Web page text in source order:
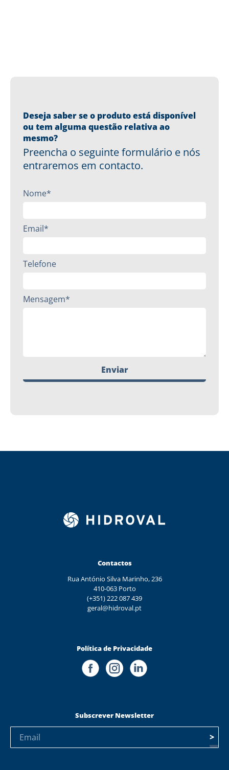
Deseja saber se o produto está disponível
ou tem alguma questão relativa ao
mesmo?
Preencha o seguinte formulário e nós
entraremos em contacto.
Nome*
Email*
Telefone
Mensagem*
Enviar
Contactos
Rua António Silva Marinho, 236
410-063 Porto
(+351) 222 087 439
geral@hidroval.pt
Política de Privacidade
Subscrever Newsletter
>